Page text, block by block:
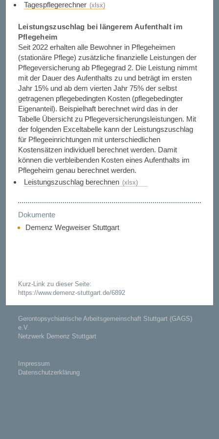
Tagespflegerechner
Leistungszuschlag bei längerem Aufenthalt im
Pflegeheim
Seit 2022 erhalten alle Bewohner in Pflegeheimen
(stationäre Pflege) zusätzliche finanzielle Leistungen der
Pflegeversicherung ab Pflegegrad 2. Die Leistung nimmt
mit der Dauer des Aufenthalts zu und beträgt im ersten
Jahr 15% und ab dem vierten Jahr 75% der selbst
getragenen pflegebedingten Kosten (pflegebedingter
Eigenanteil). Beispielhaft berechnet wird das in der
Tabelle Übersicht zu Pflegeversicherungsleistungen. Mit
der folgenden Exceltabelle kann der Leistungszuschlag
für Pflegeeinrichtungen mit unterschiedlichen
Kostensätzen individuell berechnet werden. Damit
können die verbleibenden Kosten eines Aufenthalts im
Pflegeheim genau berechnet werden.
Leistungszuschlag berechnen
Dokumente
Demenz Wegweiser Stuttgart
Kurz-Link zu dieser Seite:
https://www.demenz-stuttgart.de/6892
Gerontopsychiatrische Arbeitsgemeinschaft Stuttgart (GAGS)
e.V.
Netzwerk Demenz Stuttgart
Impressum
Datenschutzerklärung